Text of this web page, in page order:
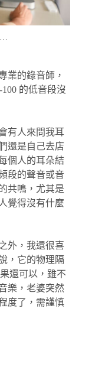
…
業的錄音師，
的低音段沒
有人來問我耳
還是自己去店
個人的耳朵結
段的聲音或音
共鳴，尤其是
覺得沒有什麼
外，我還很喜
，它的物理隔
還可以，雖不
樂，老婆突然
度了，需謹慎